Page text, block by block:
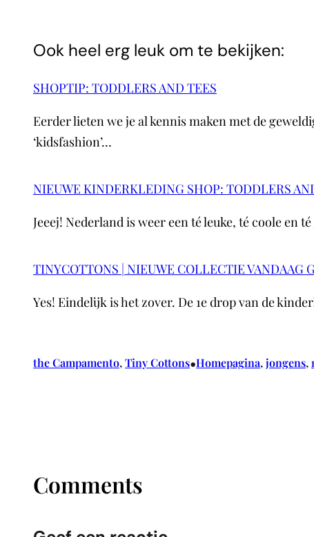
Ook heel erg leuk om te bekijken:
SHOPTIP: TODDLERS AND TEES
Eerder lieten we je al kennis maken met de
‘kidsfashion’…
NIEUWE KINDERKLEDING SHOP: TODDLERS
Jeeej! Nederland is weer een té leuke, té coole en
TINYCOTTONS | NIEUWE COLLECTIE VANDAAG
Yes! Eindelijk is het zover. De 1e drop van de
the Campamento, Tiny Cottons•Homepagina, jongens,
Comments